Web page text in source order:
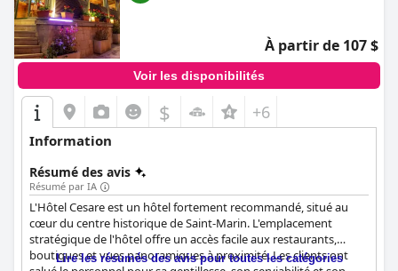
À partir de 107 $
Voir les disponibilités
$ +6
Information
Résumé des avis
Résumé par IA
L'Hôtel Cesare est un hôtel fortement recommandé, situé au
cœur du centre historique de Saint-Marin. L'emplacement
stratégique de l'hôtel offre un accès facile aux restaurants,
boutiques et vues panoramiques à proximité. Les clients ont
Lire les résumés des avis pour toutes les catégories